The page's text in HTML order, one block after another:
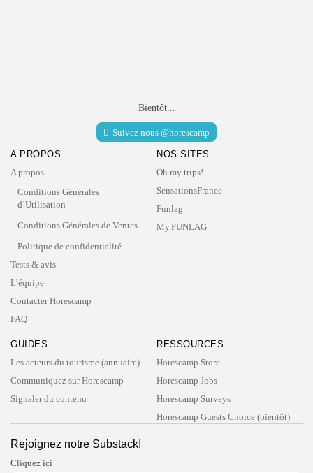
Bientôt...
Suivez nous @horescamp
A PROPOS
A propos
Conditions Générales
d’Utilisation
Conditions Générales de Ventes
Politique de confidentialité
Tests & avis
L’équipe
Contacter Horescamp
FAQ
NOS SITES
Oh my trips!
SensationsFrance
Funlag
My.FUNLAG
GUIDES
Les acteurs du tourisme (annuaire)
Communiquez sur Horescamp
Signaler du contenu
RESSOURCES
Horescamp Store
Horescamp Jobs
Horescamp Surveys
Horescamp Guests Choice (bientôt)
Rejoignez notre Substack!
Cliquez ici